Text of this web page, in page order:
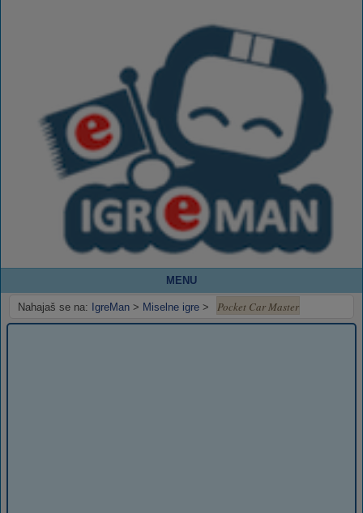
MENU
Nahajaš se na: IgreMan > Miselne igre > Pocket Car Master